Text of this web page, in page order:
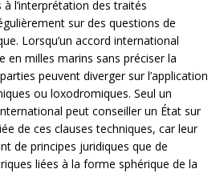
l’interprétation des traités
sur des questions de
Lorsqu’un accord international
en milles marins sans préciser la
peuvent diverger sur l’application
ou loxodromiques. Seul un
peut conseiller un État sur
de ces clauses techniques, car leur
de principes juridiques que de
liées à la forme sphérique de la